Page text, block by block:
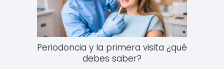
Periodoncia y la primera visita ¿qué
debes saber?